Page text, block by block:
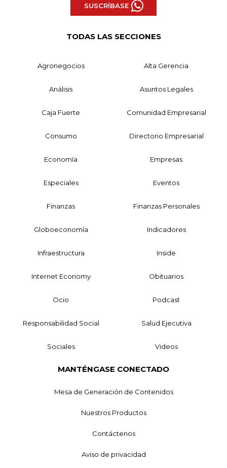
SUSCRÍBASE
TODAS LAS SECCIONES
Agronegocios Alta Gerencia
Análisis Asuntos Legales
Caja Fuerte Comunidad Empresarial
Consumo Directorio Empresarial
Economía Empresas
Especiales Eventos
Finanzas Finanzas Personales
Globoeconomía Indicadores
Infraestructura Inside
Internet Economy Obituarios
Ocio Podcast
Responsabilidad Social Salud Ejecutiva
Sociales Videos
MANTÉNGASE CONECTADO
Mesa de Generación de Contenidos
Nuestros Productos
Contáctenos
Aviso de privacidad